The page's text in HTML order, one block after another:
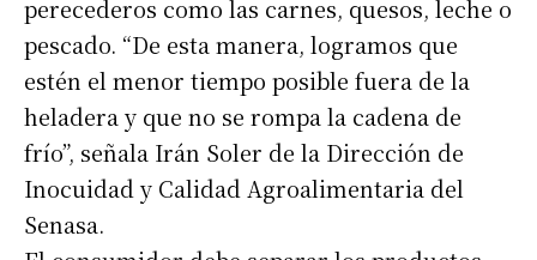
perecederos como las carnes, quesos, leche o
pescado. “De esta manera, logramos que
estén el menor tiempo posible fuera de la
heladera y que no se rompa la cadena de
frío”, señala Irán Soler de la Dirección de
Inocuidad y Calidad Agroalimentaria del
Senasa.